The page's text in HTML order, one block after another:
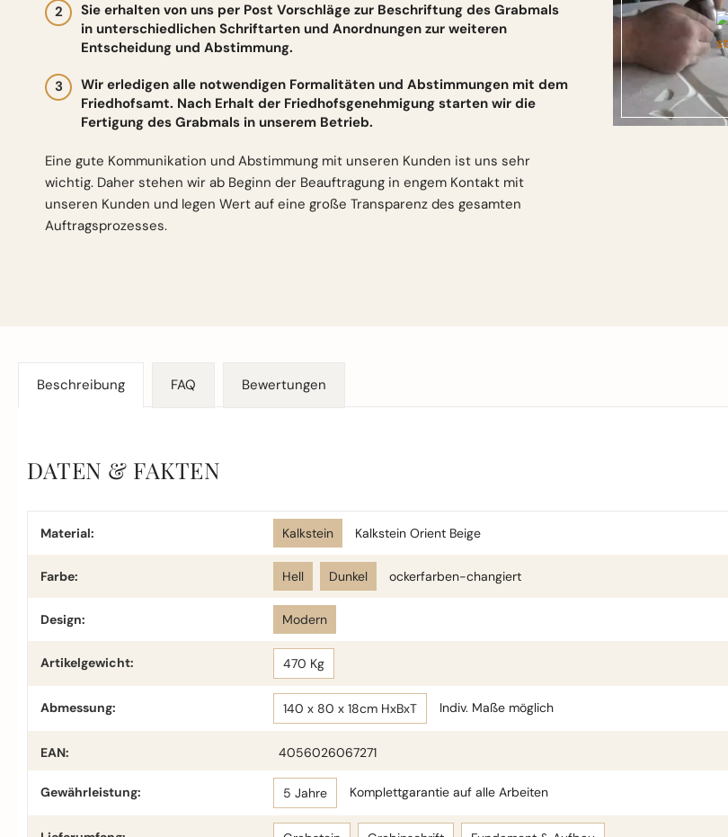
Sie erhalten von uns per Post Vorschläge zur Beschriftung des Grabmals
in unterschiedlichen Schriftarten und Anordnungen zur weiteren
Entscheidung und Abstimmung.
Wir erledigen alle notwendigen Formalitäten und Abstimmungen mit dem
Friedhofsamt. Nach Erhalt der Friedhofsgenehmigung starten wir die
Fertigung des Grabmals in unserem Betrieb.
Eine gute Kommunikation und Abstimmung mit unseren Kunden ist uns sehr
wichtig. Daher stehen wir ab Beginn der Beauftragung in engem Kontakt mit
unseren Kunden und legen Wert auf eine große Transparenz des gesamten
Auftragsprozesses.
Beschreibung
DATEN & FAKTEN
Material: Kalkstein Kalkstein Orient Beige
Farbe: Hell Dunkel ockerfarben-changiert
Design: Modern
Artikelgewicht: 470 Kg
Abmessung: 140 x 80 x 18cm HxBxT Indiv. Maße möglich
EAN: 4056026067271
Gewährleistung: 5 Jahre Komplettgarantie auf alle Arbeiten
FAQ Bewertungen